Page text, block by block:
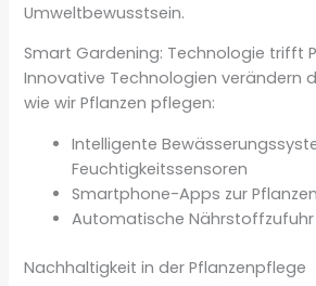
Umweltbewusstsein.
Smart Gardening: Technologie trifft
Innovative Technologien verändern
wie wir Pflanzen pflegen:
Intelligente
Feuchtigkeitssensoren
Smartphone-Apps zur
Automatische Nährstoffzufuhr
Nachhaltigkeit in der Pflanzenpflege